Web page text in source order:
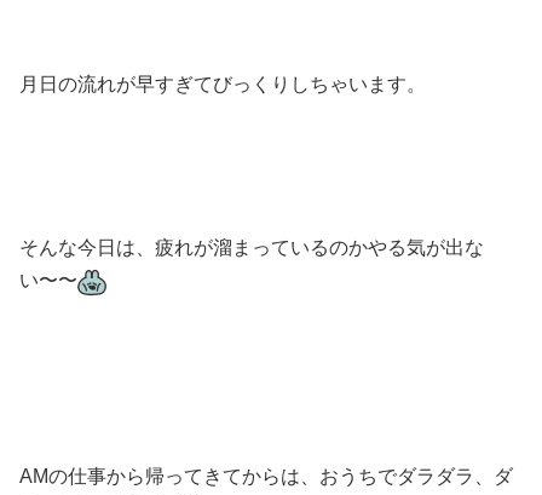
月日の流れが早すぎてびっくりしちゃいます。
そんな今日は、疲れが溜まっているのかやる気が出な
い〜〜
AMの仕事から帰ってきてからは、おうちでダラダラ、ダ